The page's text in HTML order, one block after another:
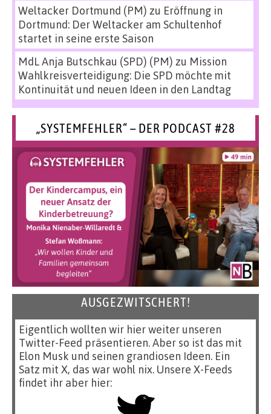
Weltacker Dortmund (PM) zu Eröffnung in
Dortmund: Der Weltacker am Schultenhof
startet in seine erste Saison
MdL Anja Butschkau (SPD) (PM) zu Mission
Wahlkreisverteidigung: Die SPD möchte mit
Kontinuität und neuen Ideen in den Landtag
„SYSTEMFEHLER“ – DER PODCAST #28
AUSGEZWITSCHERT!
Eigentlich wollten wir hier weiter unseren
Twitter-Feed präsentieren. Aber so ist das mit
Elon Musk und seinen grandiosen Ideen. Ein
Satz mit X, das war wohl nix. Unsere X-Feeds
findet ihr aber hier: